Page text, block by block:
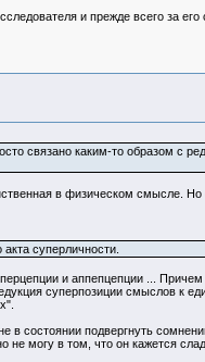
и прежде всего за
связано каким-то образом с
в физическом смысле.
суперличности.
и аппепцепции ...
суперпозиции смыслов к
состоянии подвергнуть
могу в том, что он кажется